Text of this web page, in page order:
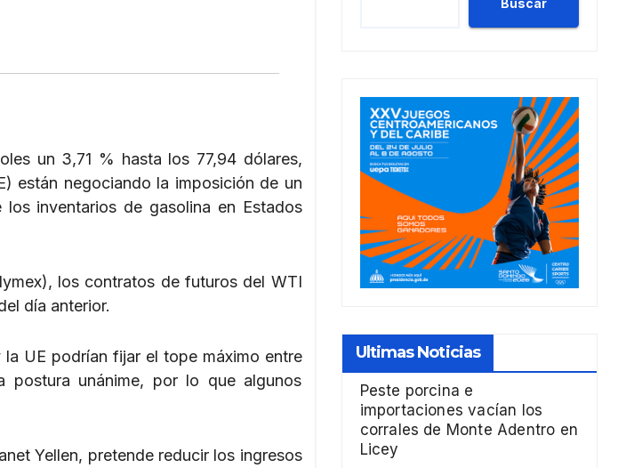
un 3,71 % hasta los 77,94 dólares,
están negociando la imposición de un
inventarios de gasolina en Estados
los contratos de futuros del WTI
día anterior.
UE podrían fijar el tope máximo entre
unánime, por lo que algunos
Yellen, pretende reducir los ingresos
Ultimas Noticias
Peste porcina e
importaciones vacían los
corrales de Monte Adentro en
Licey